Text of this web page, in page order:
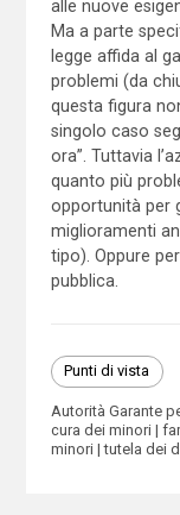
alle nuove
Ma a parte
legge affida al
problemi (da
questa figura
singolo caso
ora”. Tuttavia
quanto più
opportunità per
miglioramenti
tipo). Oppure
pubblica.
Punti di vista
Autorità Garante
cura dei minori
minori
tutela dei